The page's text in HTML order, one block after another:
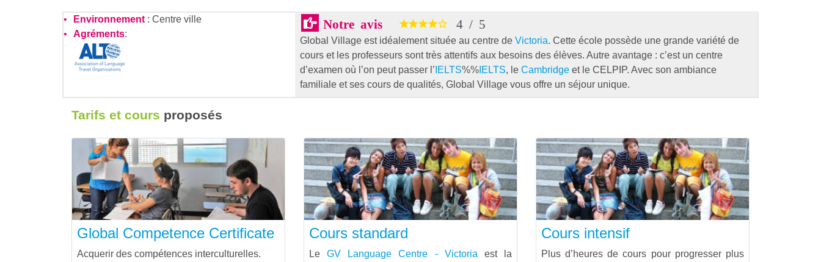
Environnement: Centre ville
Agréments:
Notre avis 4 / 5
Global Village est idéalement située au centre de Victoria. Cette école possède une grande variété de
cours et les professeurs sont très attentifs aux besoins des élèves. Autre avantage : c’est un centre
d’examen où l’on peut passer l’ IELTS%%IELTS, le Cambridgeet le CELPIP. Avec son ambiance
familiale et ses cours de qualités, Global Village vous offre un séjour unique.
Tarifs et cours proposés
Global Competence Certificate
Acquerir des compétences interculturelles.
Cours standard
LeGV Language Centre - Victoria est la
Cours intensif
Plus d’heures de cours pour progresser plus